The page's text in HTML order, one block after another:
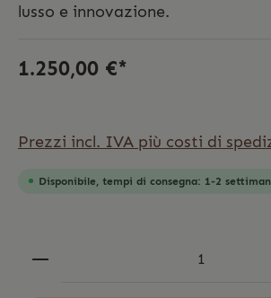
lusso e innovazione.
1.250,00 €*
Prezzi incl. IVA più costi di
Disponibile, tempi di consegna: 1-2